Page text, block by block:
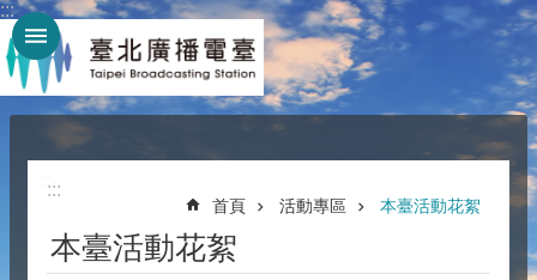
跳到主要內容區塊
:::
:::
首頁 活動專區 本臺活動花絮
本臺活動花絮